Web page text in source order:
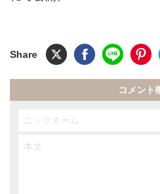
コメント